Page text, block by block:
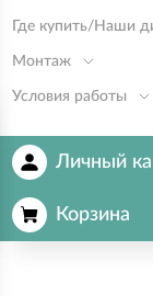
Где купить/Наши
Монтаж
Условия работы
Личный
Корзина